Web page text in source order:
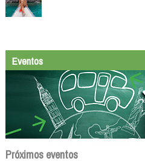
Eventos
Próximos eventos